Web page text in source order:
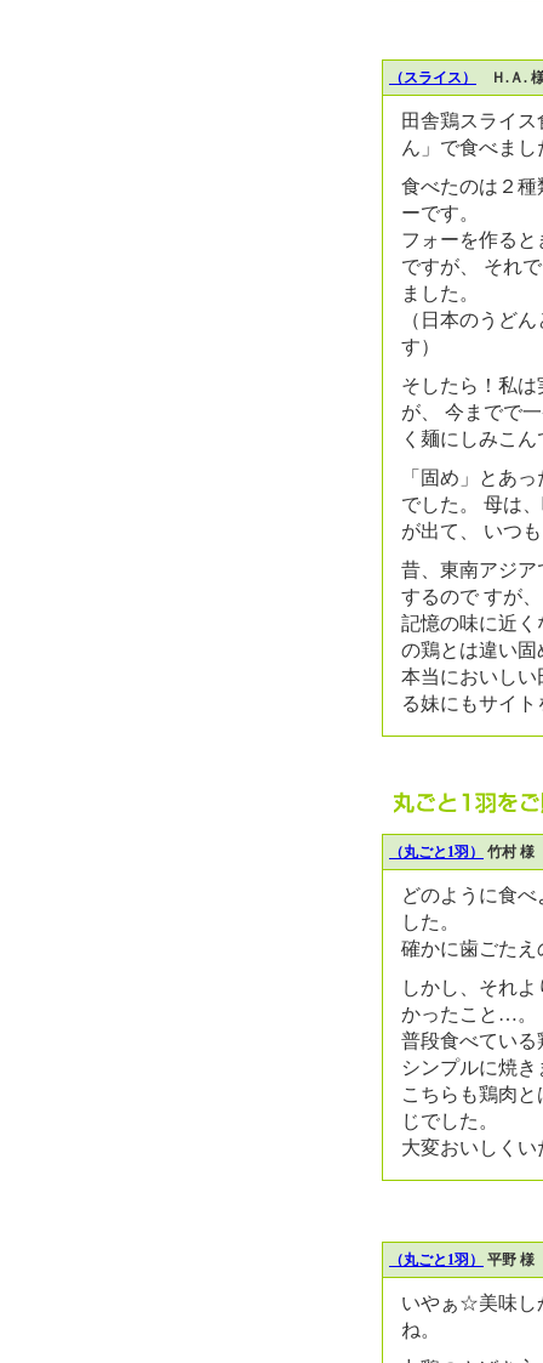
（スライス） Ｈ.Ａ.
田舎鶏スライ
ん」で食べま
食べたのは２
ーです。
フォーを作る
ですが、 それ
ました。
（日本のうど
す）
そしたら！私
が、 今までで
く麺にしみこ
「固め」とあ
でした。 母は
が出て、 いつ
昔、東南アジ
するので すが
記憶の味に近
の鶏とは違い
本当においし
る妹にもサイ
（丸ごと1羽） 竹村 様
どのように食
した。
確かに歯ごた
しかし、それ
かったこと…。
普段食べてい
シンプルに焼き
こちらも鶏肉
じでした。
大変おいしく
（丸ごと1羽） 平野 様
いやぁ☆美味し
ね。